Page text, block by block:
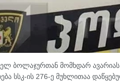
ბოლაჯურთან მომხდარ
სსკ-ის 276-ე მუხლითაა